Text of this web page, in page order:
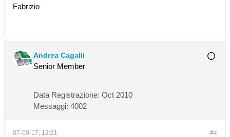
Fabrizio
Andrea Cagalli
Senior Member
Data Registrazione: Oct 2010
Messaggi: 4002
#4
07-09-17, 12:21